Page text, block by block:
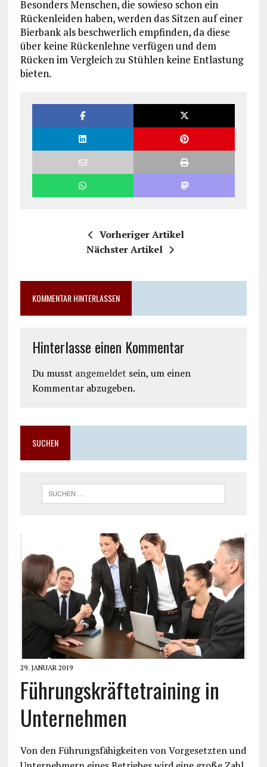
Besonders Menschen, die sowieso schon ein
Rückenleiden haben, werden das Sitzen auf einer
Bierbank als beschwerlich empfinden, da diese
über keine Rückenlehne verfügen und dem
Rücken im Vergleich zu Stühlen keine Entlastung
bieten.
Vorheriger Artikel
Nächster Artikel
KOMMENTAR HINTERLASSEN
Hinterlasse einen Kommentar
Du musst angemeldet sein, um einen
Kommentar abzugeben.
SUCHEN
29. JANUAR 2019
Führungskräftetraining in
Unternehmen
Von den Führungsfähigkeiten von Vorgesetzten und